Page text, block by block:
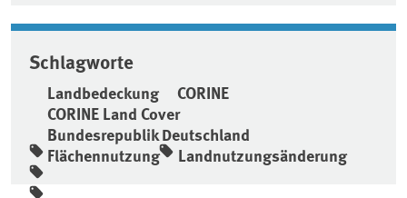
Schlagworte
Landbedeckung
CORINE
CORINE Land Cover
Bundesrepublik Deutschland
Flächennutzung
Landnutzungsänderung